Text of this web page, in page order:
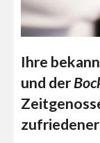
Ihre
und der